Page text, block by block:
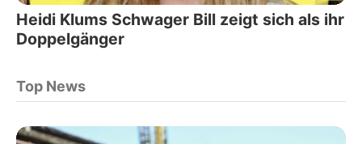
Heidi Klums Schwager Bill zeigt sich als ihr
Doppelgänger
Top News